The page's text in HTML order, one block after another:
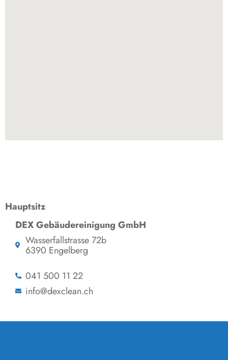
Hauptsitz
DEX Gebäudereinigung GmbH
Wasserfallstrasse 72b
6390 Engelberg
041 500 11 22
info@dexclean.ch